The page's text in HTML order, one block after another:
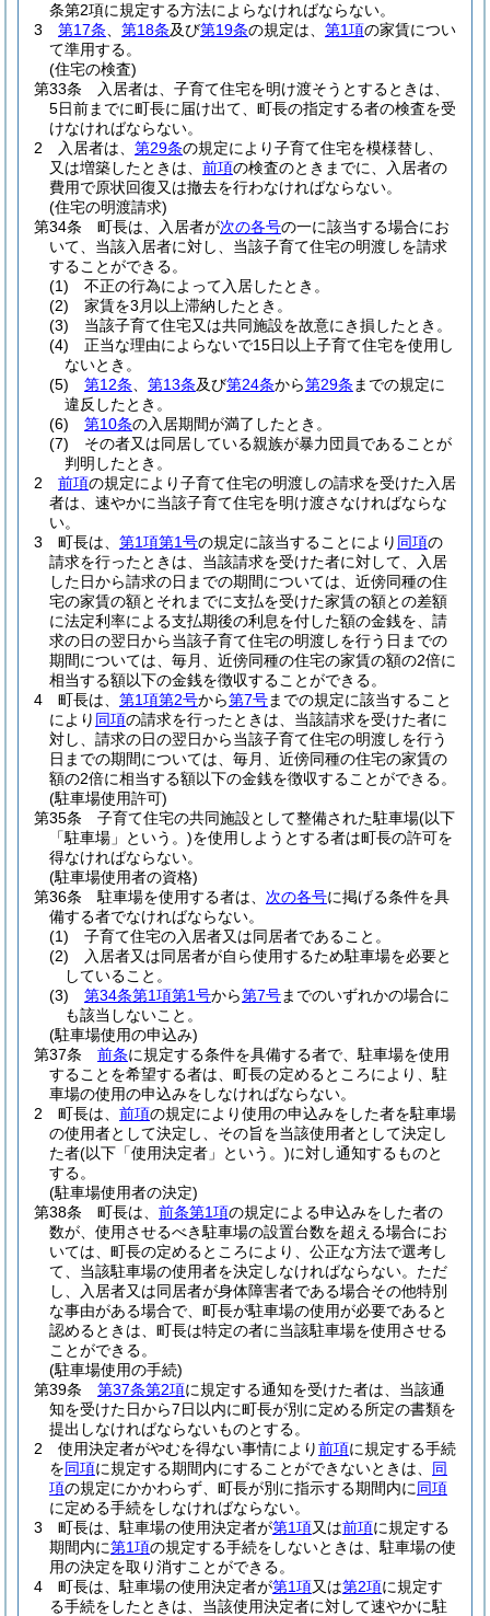
条第2項に規定する方法によらなければならない。
3
第17条 第18条及び第19条の規定は、 第1項の家賃につい
て準用する。
(住宅の検査)
第33条
入居者は、子育て住宅を明け渡そうとするときは、
5日前までに町長に届け出て、町長の指定する者の検査を受
けなければならない。
2
入居者は、 第29条の規定により子育て住宅を模様替し、
又は増築したときは、 前項の検査のときまでに、入居者の
費用で原状回復又は撤去を行わなければならない。
(住宅の明渡請求)
第34条
町長は、入居者が次の各号の一に該当する場合にお
いて、当該入居者に対し、当該子育て住宅の明渡しを請求
することができる。
(1)
不正の行為によって入居したとき。
(2)
家賃を3月以上滞納したとき。
(3)
当該子育て住宅又は共同施設を故意にき損したとき。
(4)
正当な理由によらないで15日以上子育て住宅を使用し
ないとき。
(5)
第12条 第13条及び第24条から第29条 までの規定に
違反したとき。
(6)
第10条の入居期間が満了したとき。
(7)
その者又は同居している親族が暴力団員であることが
判明したとき。
2
前項の規定により子育て住宅の明渡しの請求を受けた入居
者は、速やかに当該子育て住宅を明け渡さなければならな
い。
3
町長は、 第1項第1号の規定に該当することにより 同項の
請求を行ったときは、当該請求を受けた者に対して、入居
した日から請求の日までの期間については、近傍同種の住
宅の家賃の額とそれまでに支払を受けた家賃の額との差額
に法定利率による支払期後の利息を付した額の金銭を、請
求の日の翌日から当該子育て住宅の明渡しを行う日までの
期間については、毎月、近傍同種の住宅の家賃の額の2倍に
相当する額以下の金銭を徴収することができる。
4
町長は、 第1項第2号から第7号までの規定に該当すること
により 同項の請求を行ったときは、当該請求を受けた者に
対し、請求の日の翌日から当該子育て住宅の明渡しを行う
日までの期間については、毎月、近傍同種の住宅の家賃の
額の2倍に相当する額以下の金銭を徴収することができる。
(駐車場使用許可)
第35条
子育て住宅の共同施設として整備された駐車場(以下
「駐車場」という。)を使用しようとする者は町長の許可を
得なければならない。
(駐車場使用者の資格)
第36条
駐車場を使用する者は、 次の各号に掲げる条件を具
備する者でなければならない。
(1)
子育て住宅の入居者又は同居者であること。
(2)
入居者又は同居者が自ら使用するため駐車場を必要と
していること。
(3)
第34条第1項第1号から第7号までのいずれかの場合に
も該当しないこと。
(駐車場使用の申込み)
第37条
前条に規定する条件を具備する者で、駐車場を使用
することを希望する者は、町長の定めるところにより、駐
車場の使用の申込みをしなければならない。
2
町長は、 前項の規定により使用の申込みをした者を駐車場
の使用者として決定し、その旨を当該使用者として決定し
た者(以下「使用決定者」という。)に対し通知するものと
する。
(駐車場使用者の決定)
第38条
町長は、 前条第1項の規定による申込みをした者の
数が、使用させるべき駐車場の設置台数を超える場合にお
いては、町長の定めるところにより、公正な方法で選考し
て、当該駐車場の使用者を決定しなければならない。 ただ
し、入居者又は同居者が身体障害者である場合その他特別
な事由がある場合で、町長が駐車場の使用が必要であると
認めるときは、町長は特定の者に当該駐車場を使用させる
ことができる。
(駐車場使用の手続)
第39条
第37条第2項に規定する通知を受けた者は、当該通
知を受けた日から7日以内に町長が別に定める所定の書類を
提出しなければならないものとする。
2
使用決定者がやむを得ない事情により前項に規定する手続
を同項に規定する期間内にすることができないときは、 同
項の規定にかかわらず、町長が別に指示する期間内に同項
に定める手続をしなければならない。
3
町長は、駐車場の使用決定者が第1項又は前項に規定する
期間内に第1項の規定する手続をしないときは、駐車場の使
用の決定を取り消すことができる。
4
町長は、駐車場の使用決定者が第1項又は第2項に規定す
る手続をしたときは、当該使用決定者に対して速やかに駐